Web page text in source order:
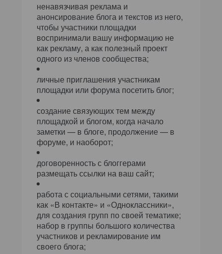
ненавязчивая реклама и
анонсирование блога и текстов из него,
чтобы участники площадки
воспринимали вашу информацию не
как рекламу, а как полезный проект
одного из членов сообщества;
личные приглашения участникам
площадки или форума посетить блог;
создание связующих тем между
площадкой и блогом, когда начало
заметки — в блоге, продолжение — в
форуме, и наоборот;
договоренность с блоггерами
размещать ссылки на ваш сайт;
работа с социальными сетями, такими
как «В контакте» и «Одноклассники»,
для создания групп по своей тематике;
набор в группы большого количества
участников и рекламирование им
своего блога;